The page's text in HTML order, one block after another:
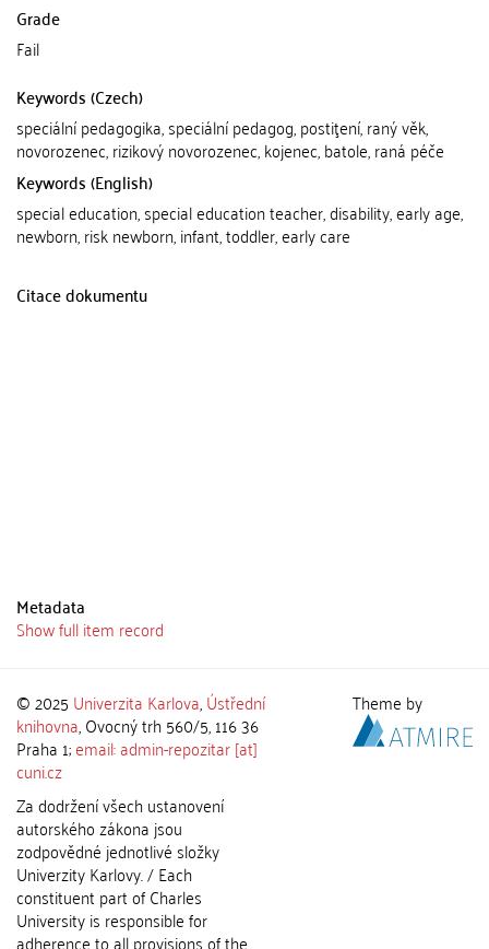
Grade
Fail
Keywords (Czech)
speciální pedagogika, speciální pedagog, postiţení, raný věk,
novorozenec, rizikový novorozenec, kojenec, batole, raná péče
Keywords (English)
special education, special education teacher, disability, early age,
newborn, risk newborn, infant, toddler, early care
Citace dokumentu
Metadata
Show full item record
© 2025 Univerzita Karlova,Ústřední
knihovna, Ovocný trh 560/5, 116 36
Praha 1;email: admin-repozitar [at]
cuni.cz
Za dodržení všech ustanovení
autorského zákona jsou
zodpovědné jednotlivé složky
Univerzity Karlovy. / Each
constituent part of Charles
University is responsible for
adherence to all provisions of the
Theme by